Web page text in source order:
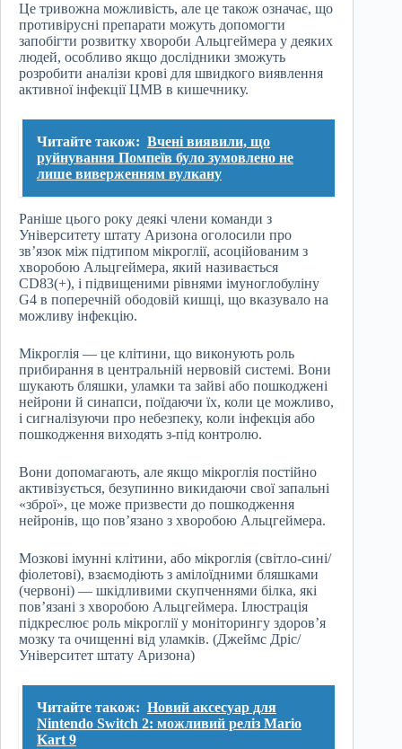
Це тривожна можливість, але це також означає, що
противірусні препарати можуть допомогти
запобігти розвитку хвороби Альцгеймера у деяких
людей, особливо якщо дослідники зможуть
розробити аналізи крові для швидкого виявлення
активної інфекції ЦМВ в кишечнику.
Читайте також: Вчені виявили, що
руйнування Помпеїв було зумовлено не
лише виверженням вулкану
Раніше цього року деякі члени команди з
Університету штату Аризона оголосили про
зв’язок між підтипом мікроглії, асоційованим з
хворобою Альцгеймера, який називається
CD83(+), і підвищеними рівнями імуноглобуліну
G4 в поперечній ободовій кишці, що вказувало на
можливу інфекцію.
Мікроглія — це клітини, що виконують роль
прибирання в центральній нервовій системі. Вони
шукають бляшки, уламки та зайві або пошкоджені
нейрони й синапси, поїдаючи їх, коли це можливо,
і сигналізуючи про небезпеку, коли інфекція або
пошкодження виходять з-під контролю.
Вони допомагають, але якщо мікроглія постійно
активізується, безупинно викидаючи свої запальні
«зброї», це може призвести до пошкодження
нейронів, що пов’язано з хворобою Альцгеймера.
Мозкові імунні клітини, або мікроглія (світло-сині/
фіолетові), взаємодіють з амілоїдними бляшками
(червоні) — шкідливими скупченнями білка, які
пов’язані з хворобою Альцгеймера. Ілюстрація
підкреслює роль мікроглії у моніторингу здоров’я
мозку та очищенні від уламків. (Джеймс Дріс/
Університет штату Аризона)
Читайте також: Новий аксесуар для
Nintendo Switch 2: можливий реліз Mario
Kart 9